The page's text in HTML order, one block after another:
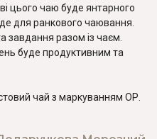
цього чаю буде янтарного
для ранкового чаювання.
завдання разом із чаєм.
буде продуктивним та
чай з маркуванням ОР.